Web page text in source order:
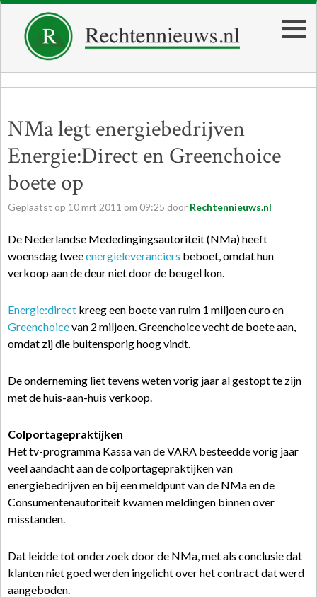
NMa legt energiebedrijven
Energie:Direct en Greenchoice
boete op
Geplaatst op 10mrt 2011 om 09:25 door Rechtennieuws.nl
De Nederlandse Mededingingsautoriteit (NMa) heeft
woensdag tweeenergieleveranciers beboet, omdat hun
verkoop aan de deur niet door de beugel kon.
Energie:direct kreeg een boete van ruim 1 miljoen euro en
Greenchoicevan 2 miljoen. Greenchoice vecht de boete aan,
omdat zij die buitensporig hoog vindt.
De onderneming liet tevens weten vorig jaar al gestopt te zijn
met de huis-aan-huis verkoop.
Colportagepraktijken
Het tv-programma Kassa van de VARA besteedde vorig jaar
veel aandacht aan de colportagepraktijken van
energiebedrijven en bij een meldpunt van de NMa en de
Consumentenautoriteit kwamen meldingen binnen over
misstanden.
Dat leidde tot onderzoek door de NMa, met als conclusie dat
klanten niet goed werden ingelicht over het contract dat werd
aangeboden.